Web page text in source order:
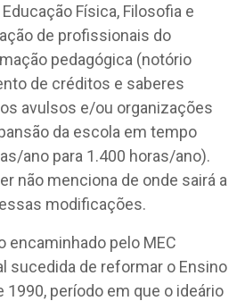
Física, Filosofia e
de profissionais do
pedagógica (notório
de créditos e saberes
avulsos e/ou organizações
da escola em tempo
ano para 1.400 horas/ano).
não menciona de onde sairá a
modificações.
encaminhado pelo MEC
sucedida de reformar o Ensino
1990, período em que o ideário